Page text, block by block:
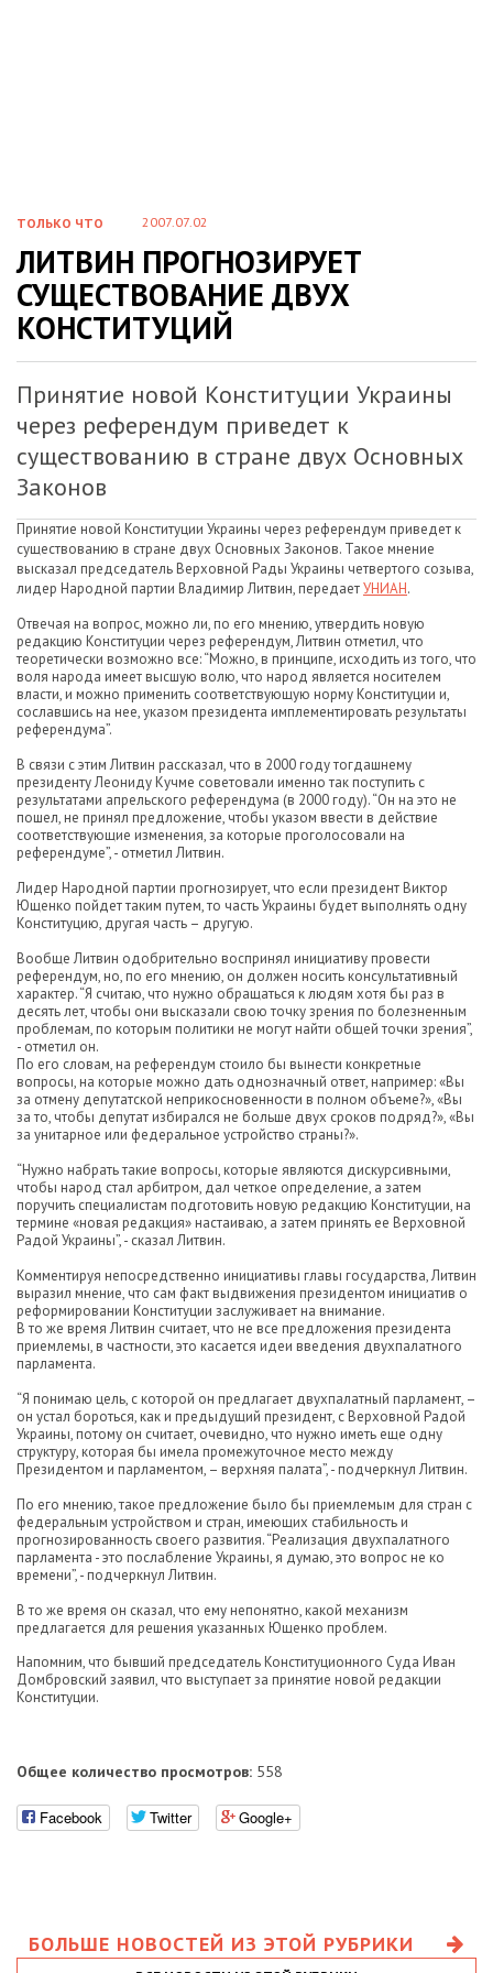
ТОЛЬКО ЧТО 2007.07.02
ЛИТВИН ПРОГНОЗИРУЕТ
СУЩЕСТВОВАНИЕ ДВУХ
КОНСТИТУЦИЙ
Принятие новой Конституции Украины
через референдум приведет к
существованию в стране двух Основных
Законов
Принятие новой Конституции Украины через референдум приведет к
существованию в стране двух Основных Законов. Такое мнение
высказал председатель Верховной Рады Украины четвертого созыва,
лидер Народной партии Владимир Литвин, передаетУНИАН.
Отвечая на вопрос, можно ли, по его мнению, утвердить новую
редакцию Конституции через референдум, Литвин отметил, что
теоретически возможно все: “Можно, в принципе, исходить из того, что
воля народа имеет высшую волю, что народ является носителем
власти, и можно применить соответствующую норму Конституции и,
сославшись на нее, указом президента имплементировать результаты
референдума”.
В связи с этим Литвин рассказал, что в 2000 году тогдашнему
президенту Леониду Кучме советовали именно так поступить с
результатами апрельского референдума (в 2000 году). “Он на это не
пошел, не принял предложение, чтобы указом ввести в действие
соответствующие изменения, за которые проголосовали на
референдуме”, - отметил Литвин.
Лидер Народной партии прогнозирует, что если президент Виктор
Ющенко пойдет таким путем, то часть Украины будет выполнять одну
Конституцию, другая часть – другую.
Вообще Литвин одобрительно воспринял инициативу провести
референдум, но, по его мнению, он должен носить консультативный
характер. “Я считаю, что нужно обращаться к людям хотя бы раз в
десять лет, чтобы они высказали свою точку зрения по болезненным
проблемам, по которым политики не могут найти общей точки зрения”,
- отметил он.
По его словам, на референдум стоило бы вынести конкретные
вопросы, на которые можно дать однозначный ответ, например: «Вы
за отмену депутатской неприкосновенности в полном объеме?», «Вы
за то, чтобы депутат избирался не больше двух сроков подряд?», «Вы
за унитарное или федеральное устройство страны?».
“Нужно набрать такие вопросы, которые являются дискурсивными,
чтобы народ стал арбитром, дал четкое определение, а затем
поручить специалистам подготовить новую редакцию Конституции, на
термине «новая редакция» настаиваю, а затем принять ее Верховной
Радой Украины”, - сказал Литвин.
Комментируя непосредственно инициативы главы государства, Литвин
выразил мнение, что сам факт выдвижения президентом инициатив о
реформировании Конституции заслуживает на внимание.
В то же время Литвин считает, что не все предложения президента
приемлемы, в частности, это касается идеи введения двухпалатного
парламента.
“Я понимаю цель, с которой он предлагает двухпалатный парламент, –
он устал бороться, как и предыдущий президент, с Верховной Радой
Украины, потому он считает, очевидно, что нужно иметь еще одну
структуру, которая бы имела промежуточное место между
Президентом и парламентом, – верхняя палата”, - подчеркнул Литвин.
По его мнению, такое предложение было бы приемлемым для стран с
федеральным устройством и стран, имеющих стабильность и
прогнозированность своего развития. “Реализация двухпалатного
парламента - это послабление Украины, я думаю, это вопрос не ко
времени”, - подчеркнул Литвин.
В то же время он сказал, что ему непонятно, какой механизм
предлагается для решения указанных Ющенко проблем.
Напомним, что бывший председатель Конституционного Суда Иван
Домбровский заявил, что выступает за принятие новой редакции
Конституции.
Общее количество просмотров: 558
Facebook Twitter Google+
БОЛЬШЕ НОВОСТЕЙ ИЗ ЭТОЙ РУБРИКИ